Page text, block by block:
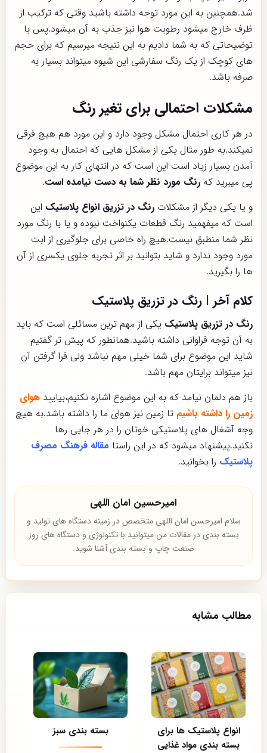
شد.همچنین به این مورد توجه داشته باشید وقتی که ترکیب ‌از
ظرف خارج میشود رطوبت هوا نیز جذب به آن میشود‌.پس با
توضیحاتی که به شما دادیم به این نتیجه میرسیم که برای حجم
های کوچک از یک رنگ سفارشی این شیوه میتواند بسیار به
صرفه باشد.
مشکلات احتمالی برای تغیر رنگ
در هر کاری احتمال مشکل وجود دارد و این مورد هم هیچ فرقی
نمیکند.به طور مثال یکی از مشکل هایی که احتمال به وجود
آمدن بسیار زیاد است این است که در انتهای کار به این موضوع
پی میبرید که رنگ مورد نظر شما به دست نیامده است.
و یا یکی دیگر از مشکلات رنگ در تزریق انواع پلاستیک این
است که میفهمید رنگ قطعات یکنواخت نبوده و یا با رنگ مورد
نظر شما منطبق نیست.هیچ راه خاصی برای جلوگیری از ابت
مورد وجود ندارد و شاید بتوانید بر اثر تجربه جلوی یکسری از آن
ها را بگیرید.
کلام آخر | رنگ در تزریق پلاستیک
رنگ در تزریق پلاستیک یکی از مهم ترین مسائلی است که باید
به آن توجه فراوانی داشته باشید.همانطور که پیش تر گفتیم
شاید این موضوع برای شما خیلی مهم نباشد ولی فرا گرفتن آن
نیز میتواند برایتان مهم باشد.
باز هم دلمان نیامد که به این موضوع اشاره نکنیم،بیایید هوای
زمین را داشته باشیم تا زمین نیز هوای ما را داشته باشد‌.به هیچ
وجه آشغال های پلاستیکی خوتان را در هر جایی رها
نکنید.پیشنهاد میشود که در این راستا مقاله فرهنگ مصرف
پلاستیک را بخوانید.
امیرحسین امان اللهی
سلام امیرحسن امان اللهی متخصص در زمینه دستگاه های تولید و
بسته بندی در مقالات من میتوانید با تکنولوژی و دستگاه های روز
صنعت چاپ و بسته بندی آشنا شوید.
مطالب مشابه
انواع پلاستیک ها برای
بسته بندی مواد غذایی
بسته بندی سبز